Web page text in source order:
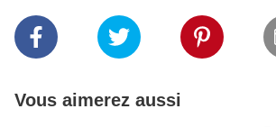
Vous aimerez aussi